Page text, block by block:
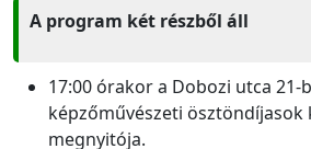
A program két részből áll
17:00 órakor a Dobozi utca 21-
képzőművészeti ösztöndíjasok
megnyitója.